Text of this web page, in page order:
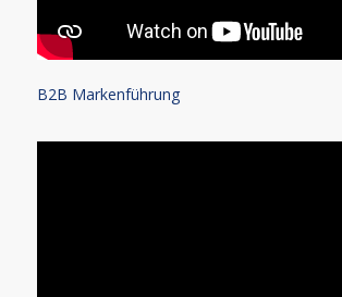
B2B Markenführung